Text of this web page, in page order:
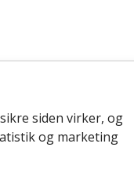
siden virker, og
og marketing